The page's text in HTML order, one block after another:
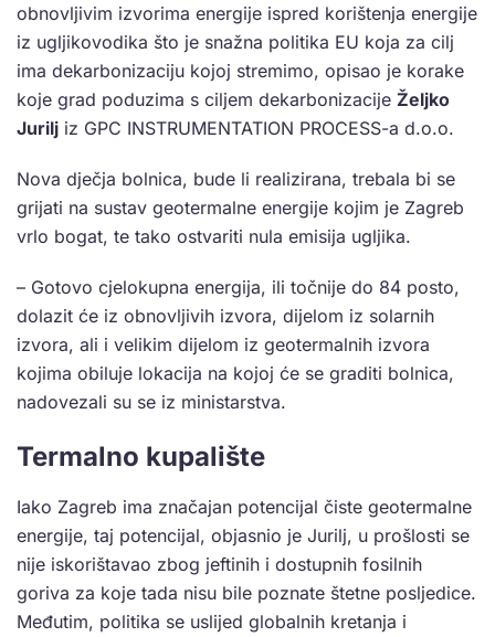
obnovljivim izvorima energije ispred korištenja energije
iz ugljikovodika što je snažna politika EU koja za cilj
ima dekarbonizaciju kojoj stremimo, opisao je korake
koje grad poduzima s ciljem dekarbonizacije Željko
Jurilj iz GPC INSTRUMENTATION PROCESS-a d.o.o.
Nova dječja bolnica, bude li realizirana, trebala bi se
grijati na sustav geotermalne energije kojim je Zagreb
vrlo bogat, te tako ostvariti nula emisija ugljika.
– Gotovo cjelokupna energija, ili točnije do 84 posto,
dolazit će iz obnovljivih izvora, dijelom iz solarnih
izvora, ali i velikim dijelom iz geotermalnih izvora
kojima obiluje lokacija na kojoj će se graditi bolnica,
nadovezali su se iz ministarstva.
Termalno kupalište
Iako Zagreb ima značajan potencijal čiste geotermalne
energije, taj potencijal, objasnio je Jurilj, u prošlosti se
nije iskorištavao zbog jeftinih i dostupnih fosilnih
goriva za koje tada nisu bile poznate štetne posljedice.
Međutim, politika se uslijed globalnih kretanja i